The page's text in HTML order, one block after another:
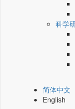
科学
简体中文
English